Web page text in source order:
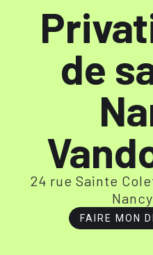
de
24 rue Sainte
FAIRE MON